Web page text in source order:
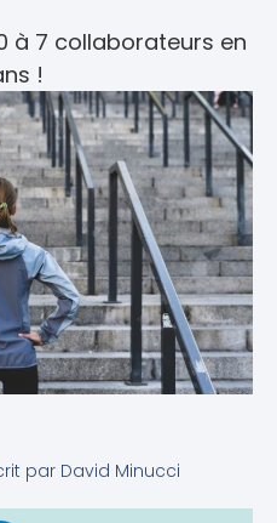
à 7 collaborateurs en
!
par David Minucci